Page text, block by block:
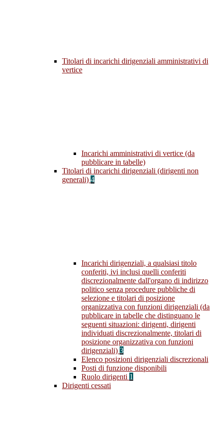
Titolari di incarichi dirigenziali amministrativi di
vertice
Incarichi amministrativi di vertice (da
pubblicare in tabelle)
Titolari di incarichi dirigenziali (dirigenti non
generali) 4
Incarichi dirigenziali, a qualsiasi titolo
conferiti, ivi inclusi quelli conferiti
discrezionalmente dall'organo di indirizzo
politico senza procedure pubbliche di
selezione e titolari di posizione
organizzativa con funzioni dirigenziali (da
pubblicare in tabelle che distinguano le
seguenti situazioni: dirigenti, dirigenti
individuati discrezionalmente, titolari di
posizione organizzativa con funzioni
dirigenziali) 3
Elenco posizioni dirigenziali discrezionali
Posti di funzione disponibili
Ruolo dirigenti 1
Dirigenti cessati